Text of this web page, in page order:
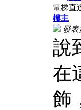
電梯直
樓主
發表
說
在
飾